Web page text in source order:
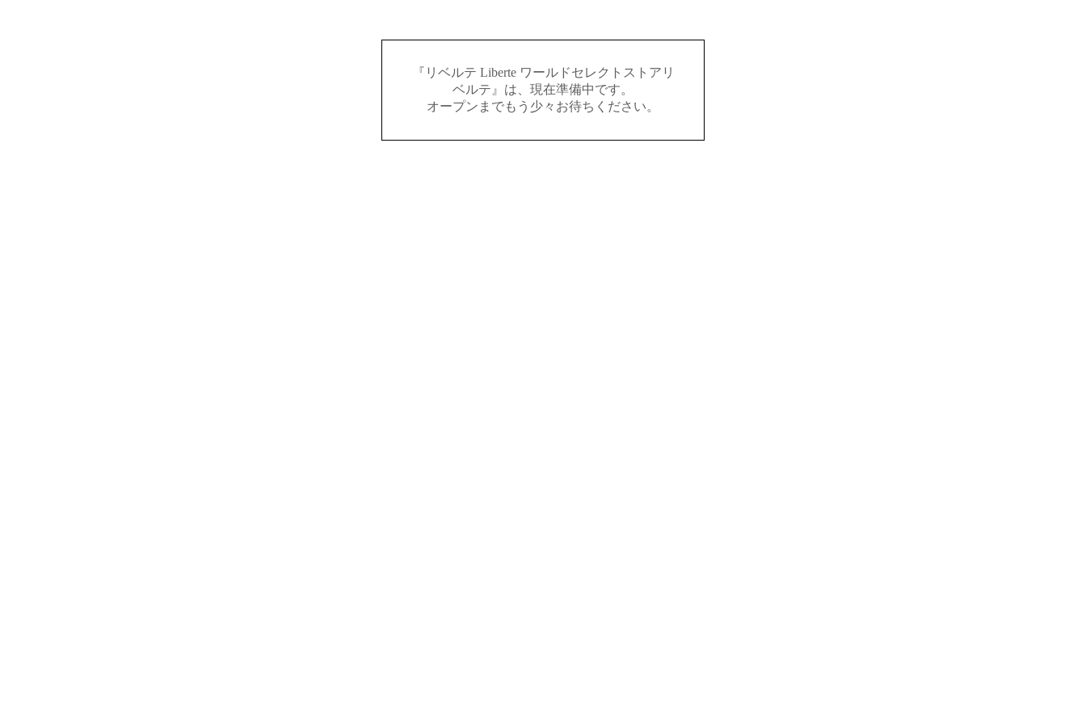
『リベルテ Liberte ワールドセレクトストアリ
ベルテ』は、現在準備中です。
オープンまでもう少々お待ちください。